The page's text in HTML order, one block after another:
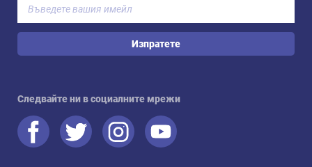
Изпратете
Следвайте ни в социалните мрежи